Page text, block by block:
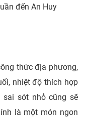
đến An Huy
thức địa phương,
nhiệt độ thích hợp
sót nhỏ cũng sẽ
là một món ngon